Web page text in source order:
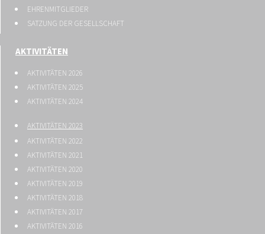
EHRENMITGLIEDER
SATZUNG DER GESELLSCHAFT
AKTIVITÄTEN
AKTIVITÄTEN 2026
AKTIVITÄTEN 2025
AKTIVITÄTEN 2024
AKTIVITÄTEN 2023
AKTIVITÄTEN 2022
AKTIVITÄTEN 2021
AKTIVITÄTEN 2020
AKTIVITÄTEN 2019
AKTIVITÄTEN 2018
AKTIVITÄTEN 2017
AKTIVITÄTEN 2016